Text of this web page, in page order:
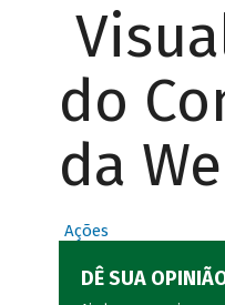
do
da
Ações
DÊ SUA